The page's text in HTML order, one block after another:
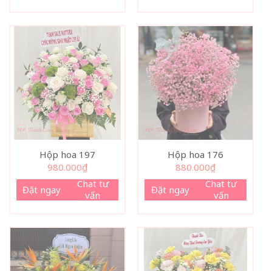
Hộp hoa 197
980.000₫
Đặt ngay
Chat tư
vấn
Hộp hoa 176
880.000₫
Đặt ngay
Chat tư
vấn